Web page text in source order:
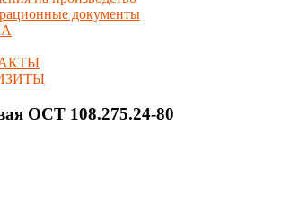
документы
ОСТ 108.275.24-80